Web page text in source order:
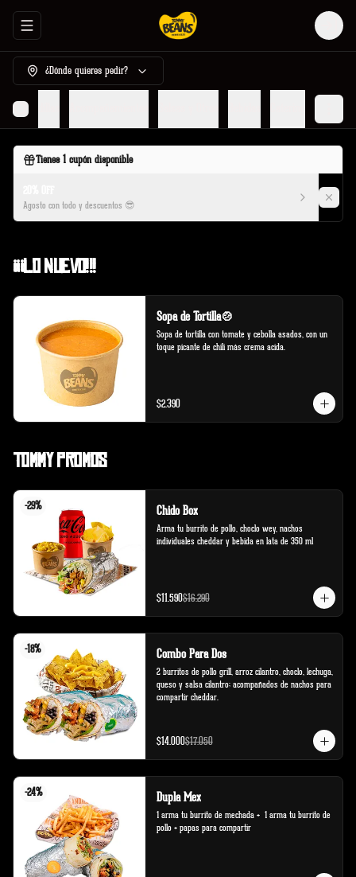
Abrir menu de navegación Login
¿Dónde quieres pedir?
Quesadillas
Tienes1 cupón disponible
Agosto con todo y descuentos 😎
¡¡¡Lo Nuevo!!!
Sopa de Tortilla🍲
Sopa de tortilla con tomate y cebolla asados, con un
toque picante de chili más crema acida.
$2.390
Tommy Promos
-29% Chido Box
Arma tu burrito de pollo, choclo wey, nachos
individuales cheddar y bebida en lata de 350 ml
$11.590$16.290
-18% Combo Para Dos
2 burritos de pollo grill, arroz cilantro, choclo, lechuga,
queso y salsa cilantro; acompañados de nachos para
compartir cheddar.
$14.000$17.050
-24% Dupla Mex
1 arma tu burrito de mechada +  1 arma tu burrito de
pollo + papas para compartir